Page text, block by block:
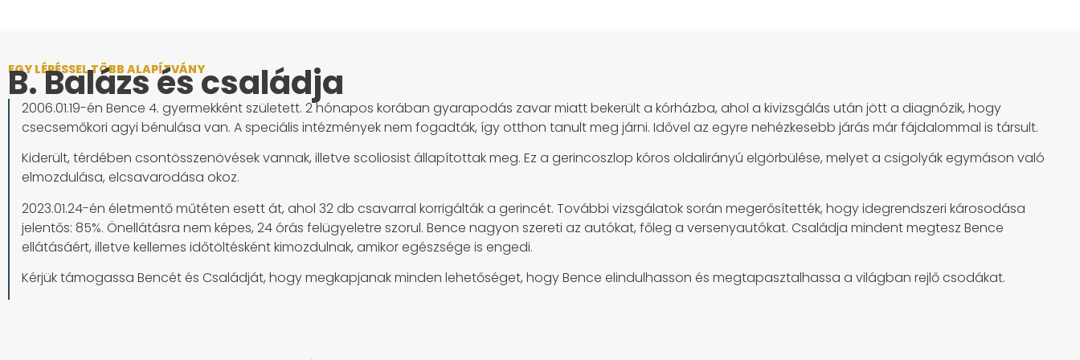
EGY LÉPÉSSEL TÖBB ALAPÍTVÁNY
B. Balázs és családja
2006.01.19-én Bence 4. gyermekként született. 2 hónapos korában gyarapodás zavar miatt bekerült a kórházba, ahol a kivizsgálás után jött a diagnózik, hogy
csecsemőkori agyi bénulása van. A speciális intézmények nem fogadták, így otthon tanult meg járni. Idővel az egyre nehézkesebb járás már fájdalommal is társult.
Kiderült, térdében csontösszenövések vannak, illetve scoliosist állapítottak meg. Ez a gerincoszlop kóros oldalirányú elgörbülése, melyet a csigolyák egymáson való
elmozdulása, elcsavarodása okoz.
2023.01.24-én életmentő műtéten esett át, ahol 32 db csavarral korrigálták a gerincét. További vizsgálatok során megerősítették, hogy idegrendszeri károsodása
jelentős: 85%. Önellátásra nem képes, 24 órás felügyeletre szorul. Bence nagyon szereti az autókat, főleg a versenyautókat. Családja mindent megtesz Bence
ellátásáért, illetve kellemes időtöltésként kimozdulnak, amikor egészsége is engedi.
Kérjük támogassa Bencét és Családját, hogy megkapjanak minden lehetőséget, hogy Bence elindulhasson és megtapasztalhassa a világban rejlő csodákat.